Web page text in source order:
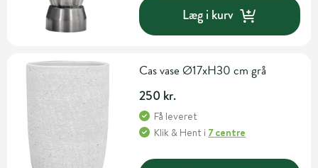
Læg i kurv
Cas vase Ø17xH30 cm grå
250 kr.
Få leveret
Klik & Hent i 7 centre